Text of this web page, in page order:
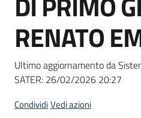
Seguici
su
RENATO
Ultimo aggiornamento da
SATER: 26/02/2026 20:27
CondividiVedi azioni